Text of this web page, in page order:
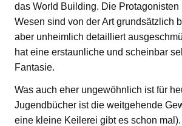
das World Building. Die Protagonisten
Wesen sind von der Art grundsätzlich
aber unheimlich detailliert
hat eine erstaunliche und scheinbar
Fantasie.
Was auch eher ungewöhnlich ist für
Jugendbücher ist die weitgehende
eine kleine Keilerei gibt es schon